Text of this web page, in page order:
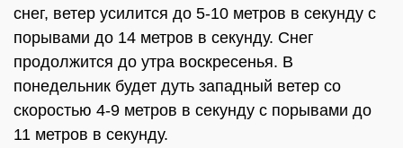
снег, ветер усилится до 5-10 метров в секунду с
порывами до 14 метров в секунду. Снег
продолжится до утра воскресенья. В
понедельник будет дуть западный ветер со
скоростью 4-9 метров в секунду с порывами до
11 метров в секунду.